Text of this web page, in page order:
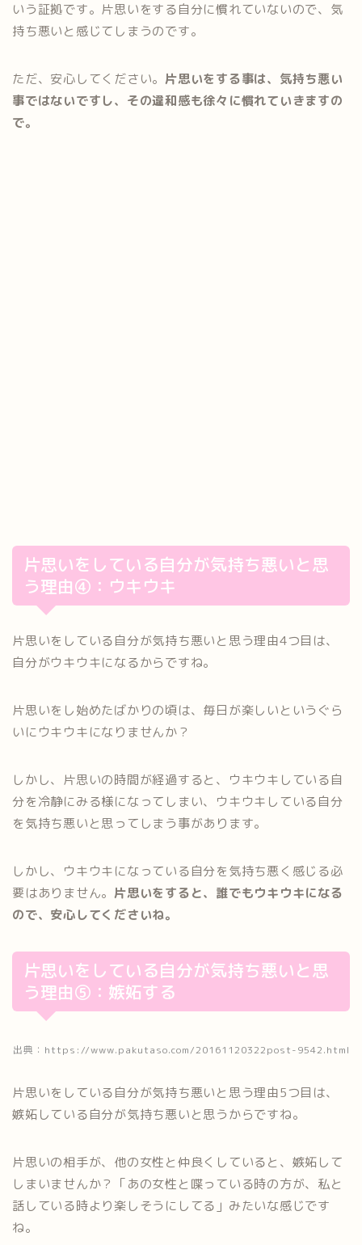
いう証拠です。片思いをする自分に慣れていないので、気
持ち悪いと感じてしまうのです。
ただ、安心してください。片思いをする事は、気持ち悪い
事ではないですし、その違和感も徐々に慣れていきますの
で。
片思いをしている自分が気持ち悪いと思
う理由④：ウキウキ
片思いをしている自分が気持ち悪いと思う理由4つ目は、
自分がウキウキになるからですね。
片思いをし始めたばかりの頃は、毎日が楽しいというぐら
いにウキウキになりませんか？
しかし、片思いの時間が経過すると、ウキウキしている自
分を冷静にみる様になってしまい、ウキウキしている自分
を気持ち悪いと思ってしまう事があります。
しかし、ウキウキになっている自分を気持ち悪く感じる必
要はありません。片思いをすると、誰でもウキウキになる
ので、安心してくださいね。
片思いをしている自分が気持ち悪いと思
う理由⑤：嫉妬する
出典：https://www.pakutaso.com/20161120322post-9542.html
片思いをしている自分が気持ち悪いと思う理由5つ目は、
嫉妬している自分が気持ち悪いと思うからですね。
片思いの相手が、他の女性と仲良くしていると、嫉妬して
しまいませんか？「あの女性と喋っている時の方が、私と
話している時より楽しそうにしてる」みたいな感じです
ね。